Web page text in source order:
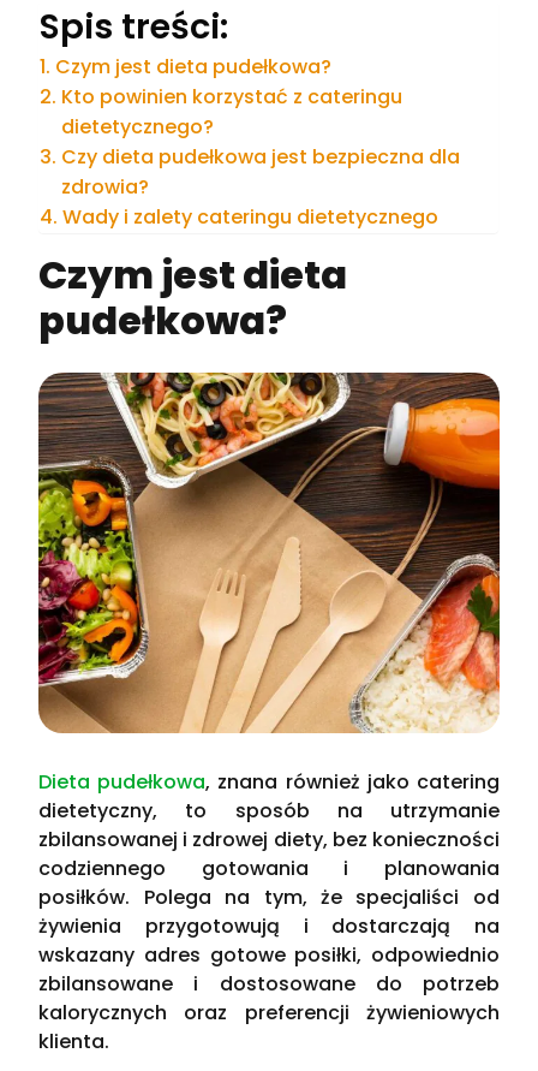
Spis treści:
Czym jest dieta pudełkowa?
Kto powinien korzystać z cateringu
dietetycznego?
Czy dieta pudełkowa jest bezpieczna dla
zdrowia?
Wady i zalety cateringu dietetycznego
Czym jest dieta
pudełkowa?
Dieta pudełkowa, znana również jako catering
dietetyczny, to sposób na utrzymanie
zbilansowanej i zdrowej diety, bez konieczności
codziennego gotowania i planowania
posiłków. Polega na tym, że specjaliści od
żywienia przygotowują i dostarczają na
wskazany adres gotowe posiłki, odpowiednio
zbilansowane i dostosowane do potrzeb
kalorycznych oraz preferencji żywieniowych
klienta.